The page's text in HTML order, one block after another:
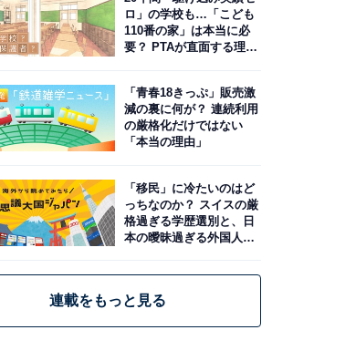
ロ」の学校も…「こども
110番の家」は本当に必
要？ PTAが直面する理想
「青春18きっぷ」販売激
減の裏に何が？ 連続利用
の厳格化だけではない
「本当の理由」
「移民」に冷たいのはど
っちなのか？ スイスの厳
格過ぎる学歴選別と、日
本の曖昧過ぎる外国人政
連載をもっと見る